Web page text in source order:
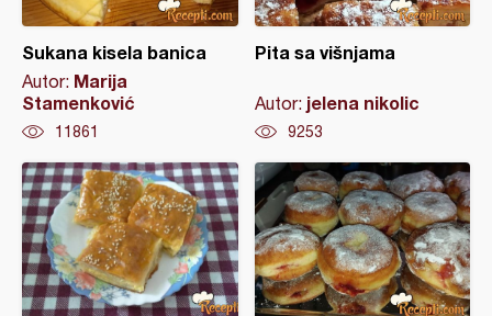
Sukana kisela banica
Autor: Marija
Stamenković
11861
Pita sa višnjama
Autor: jelena nikolic
9253